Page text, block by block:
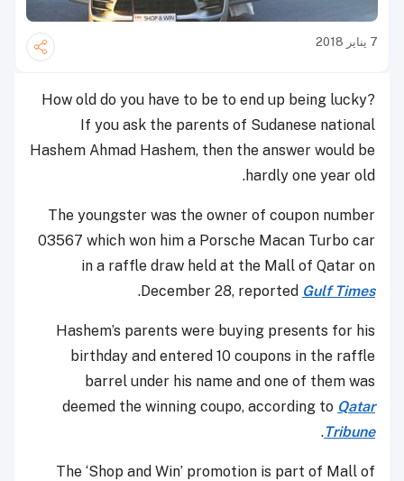
7 يناير 2018
How old do you have to be to end up being lucky?
If you ask the parents of Sudanese national
Hashem Ahmad Hashem, then the answer would be
hardly one year old.
The youngster was the owner of coupon number
03567 which won him a Porsche Macan Turbo car
in a raffle draw held at the Mall of Qatar on
December 28, reported Gulf Times
.
Hashem’s parents were buying presents for his
birthday and entered 10 coupons in the raffle
barrel under his name and one of them was
deemed the winning coupo, according to Qatar
Tribune
.
The ‘Shop and Win’ promotion is part of Mall of